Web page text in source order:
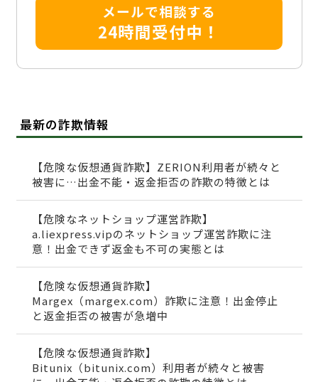
メールで相談する
24時間受付中！
最新の詐欺情報
【危険な仮想通貨詐欺】ZERION利用者が続々と
被害に…出金不能・返金拒否の詐欺の特徴とは
【危険なネットショップ運営詐欺】
a.liexpress.vipのネットショップ運営詐欺に注
意！出金できず返金も不可の実態とは
【危険な仮想通貨詐欺】
Margex（margex.com）詐欺に注意！出金停止
と返金拒否の被害が急増中
【危険な仮想通貨詐欺】
Bitunix（bitunix.com）利用者が続々と被害